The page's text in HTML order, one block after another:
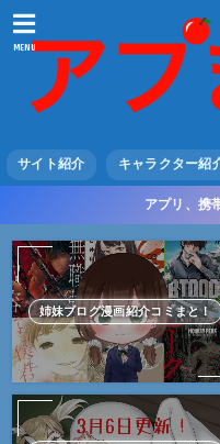
MENU
サイト紹介 キャラクター紹
アプリ、携
姉妹ブログ漫画紹介コミまと！